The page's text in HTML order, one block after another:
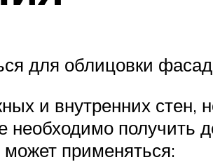
для облицовки
и внутренних стен,
получить
применяться: